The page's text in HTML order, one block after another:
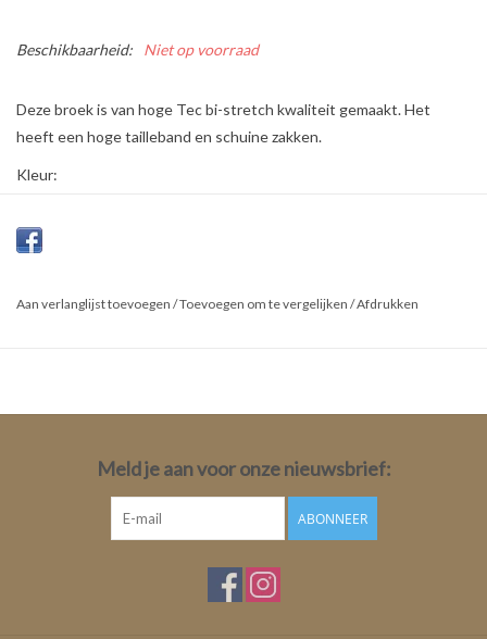
Beschikbaarheid: Niet op voorraad
Deze broek is van hoge Tec bi-stretch kwaliteit gemaakt. Het
heeft een hoge tailleband en schuine zakken.
Kleur:
Materiaal:
12% Elastan
Aan verlanglijst toevoegen /Toevoegen om te vergelijken /Afdrukken
Meld je aan voor onze nieuwsbrief:
ABONNEER